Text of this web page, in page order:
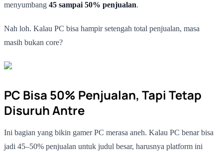
menyumbang 45 sampai 50% penjualan.
Nah loh. Kalau PC bisa hampir setengah total penjualan, masa
masih bukan core?
PC Bisa 50% Penjualan, Tapi Tetap
Disuruh Antre
Ini bagian yang bikin gamer PC merasa aneh. Kalau PC benar bisa
jadi 45–50% penjualan untuk judul besar, harusnya platform ini